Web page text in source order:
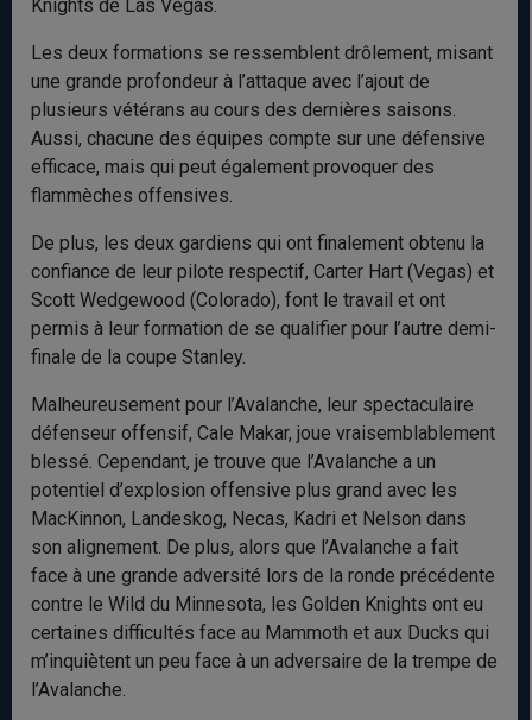
Knights de Las Vegas.
Les deux formations se ressemblent drôlement, misant
une grande profondeur à l’attaque avec l’ajout de
plusieurs vétérans au cours des dernières saisons.
Aussi, chacune des équipes compte sur une défensive
efficace, mais qui peut également provoquer des
flammèches offensives.
De plus, les deux gardiens qui ont finalement obtenu la
confiance de leur pilote respectif, Carter Hart (Vegas) et
Scott Wedgewood (Colorado), font le travail et ont
permis à leur formation de se qualifier pour l’autre demi-
finale de la coupe Stanley.
Malheureusement pour l’Avalanche, leur spectaculaire
défenseur offensif, Cale Makar, joue vraisemblablement
blessé. Cependant, je trouve que l’Avalanche a un
potentiel d’explosion offensive plus grand avec les
MacKinnon, Landeskog, Necas, Kadri et Nelson dans
son alignement. De plus, alors que l’Avalanche a fait
face à une grande adversité lors de la ronde précédente
contre le Wild du Minnesota, les Golden Knights ont eu
certaines difficultés face au Mammoth et aux Ducks qui
m’inquiètent un peu face à un adversaire de la trempe de
l’Avalanche.